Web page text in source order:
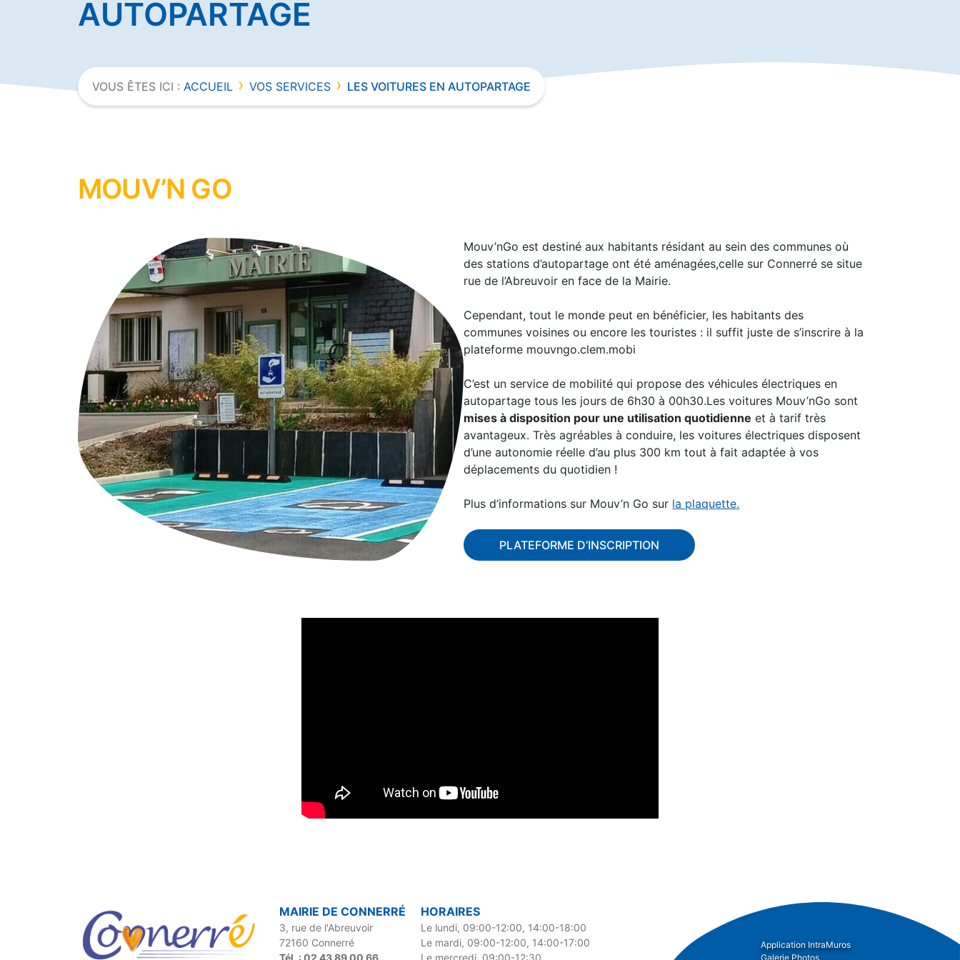
AUTOPARTAGE
VOUS ÊTES ICI :ACCUEIL ›VOS SERVICES › LES VOITURES EN AUTOPARTAGE
MOUV’N GO
Mouv’nGo est destiné aux habitants résidant au sein des communes où
des stations d’autopartage ont été aménagées,celle sur Connerré se situe
rue de l’Abreuvoir en face de la Mairie.
Cependant, tout le monde peut en bénéficier, les habitants des
communes voisines ou encore les touristes : il suffit juste de s’inscrire à la
plateforme mouvngo.clem.mobi
C’est un service de mobilité qui propose des véhicules électriques en
autopartage tous les jours de 6h30 à 00h30.Les voitures Mouv’nGo sont
mises à disposition pour une utilisation quotidienne et à tarif très
avantageux. Très agréables à conduire, les voitures électriques disposent
d’une autonomie réelle d’au plus 300 km tout à fait adaptée à vos
déplacements du quotidien !
Plus d’informations sur Mouv’n Go sur la plaquette.
PLATEFORME D’INSCRIPTION
MAIRIE DE CONNERRÉ
3, rue de l'Abreuvoir
72160 Connerré
HORAIRES
Le lundi, 09:00-12:00, 14:00-18:00
Le mardi, 09:00-12:00, 14:00-17:00
Application IntraMuros
Galerie Photos